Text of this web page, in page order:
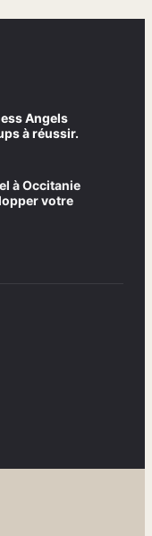
Angels
à réussir.
à Occitanie
votre